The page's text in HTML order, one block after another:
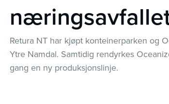
Retura NT har kjøpt konteinerparken og
Ytre Namdal. Samtidig rendyrkes
gang en ny produksjonslinje.